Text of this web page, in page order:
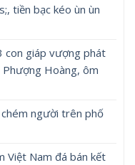
tiền bạc kéo ùn ùn
con giáp vượng phát
Hoàng, ôm
người trên phố
Việt Nam đá bán kết